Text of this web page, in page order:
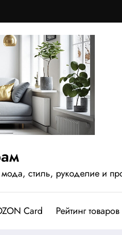
стиль, рукоделие и
Card Рейтинг товаров